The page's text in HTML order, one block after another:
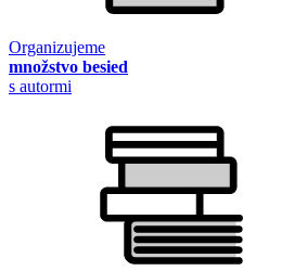
Organizujeme
množstvo besied
s autormi